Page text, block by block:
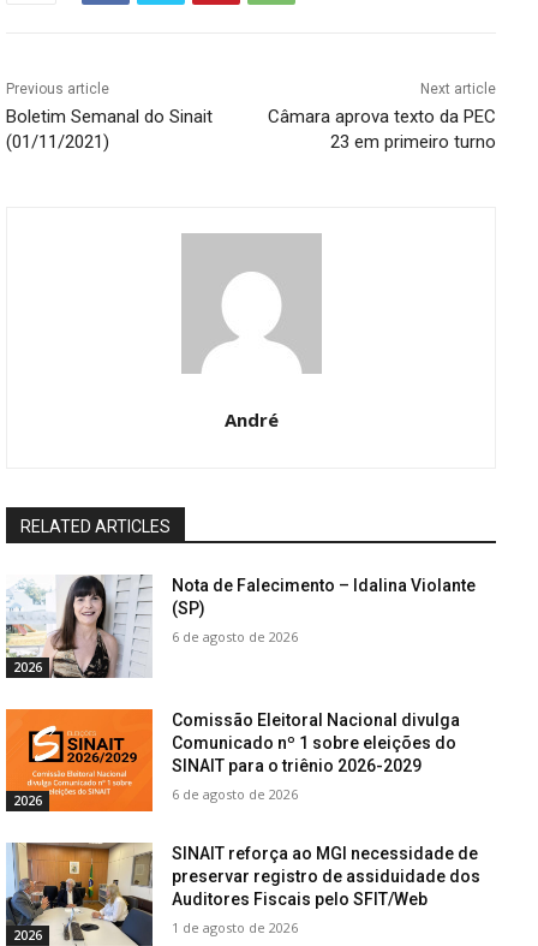
Previous article
Boletim Semanal do Sinait
(01/11/2021)
Next article
Câmara aprova texto da PEC
23 em primeiro turno
André
RELATED ARTICLES
2026
Nota de Falecimento – Idalina Violante
(SP)
6 de agosto de 2026
2026
Comissão Eleitoral Nacional divulga
Comunicado nº 1 sobre eleições do
SINAIT para o triênio 2026-2029
6 de agosto de 2026
2026
SINAIT reforça ao MGI necessidade de
preservar registro de assiduidade dos
Auditores Fiscais pelo SFIT/Web
1 de agosto de 2026